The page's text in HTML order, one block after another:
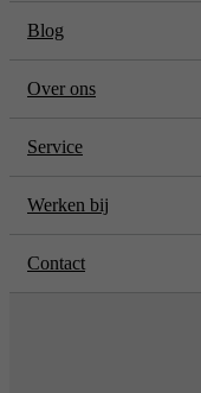
Blog
Over ons
Service
Werken bij
Contact